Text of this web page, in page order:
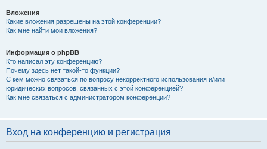
Вложения
Какие вложения разрешены на этой конференции?
Как мне найти мои вложения?
Информация о phpBB
Кто написал эту конференцию?
Почему здесь нет такой-то функции?
С кем можно связаться по вопросу некорректного использования и/или
юридических вопросов, связанных с этой конференцией?
Как мне связаться с администратором конференции?
Вход на конференцию и регистрация